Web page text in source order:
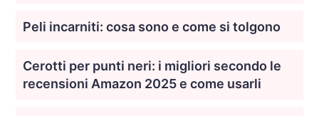
Peli incarniti: cosa sono e come si tolgono
Cerotti per punti neri: i migliori secondo le
recensioni Amazon 2025 e come usarli